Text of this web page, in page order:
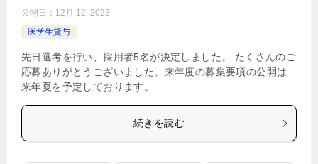
公開日： 12月 12, 2023
医学生貸与
先日選考を行い、採用者5名が決定しました。 たくさんのご
応募ありがとうございました。来年度の募集要項の公開は
来年夏を予定しております。
続きを読む